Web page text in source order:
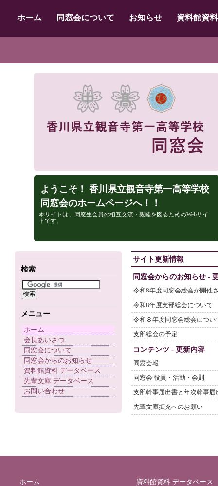
ホーム 同窓会について お知らせ 資料館資
ようこそ！ 香川県立観音寺第一高等学校
同窓会のホームページへ！！
本サイトは、同窓生会員の相互交流・親睦を図るためのWebサイ
トです。
検索
メニュー
ホーム
会長あいさつ
同窓会について
同窓会からのお知らせ
資料館資料 データベース
先輩文庫 データベース
お問い合わせ
サイト更新情報
同窓会からのお知らせ -
令和8年度同窓会総会が開催
令和8年度支部総会について
令和８年度同窓会総会につい
支部総会の予定
コンテンツ - 更新内容
同窓会報
同窓会 役員・活動・会則
支部幹事届出書と年次幹事届
先輩文庫拡充へのお願い
ホーム
資料館資料 データベース